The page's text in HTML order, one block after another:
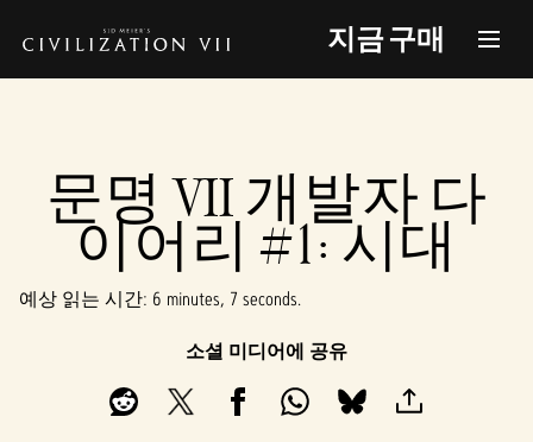
지금 구매
문명 VII 개발자 다
이어리 #1: 시대
예상 읽는 시간 6 minutes, 7 seconds
소셜 미디어에 공유